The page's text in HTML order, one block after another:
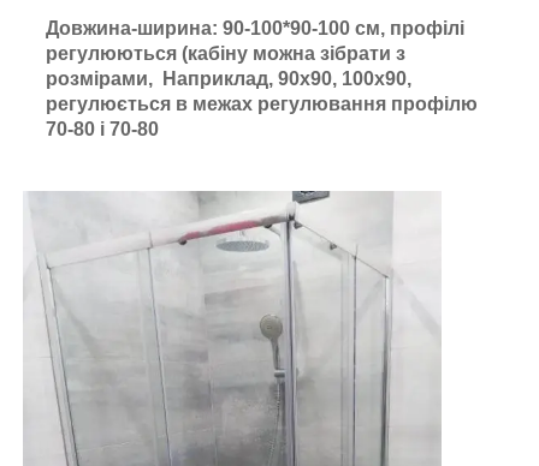
Довжина-ширина: 90-100*90-100 см, профілі
регулюються (кабіну можна зібрати з
розмірами, Наприклад, 90х90, 100х90,
регулюється в межах регулювання профілю
70-80 і 70-80